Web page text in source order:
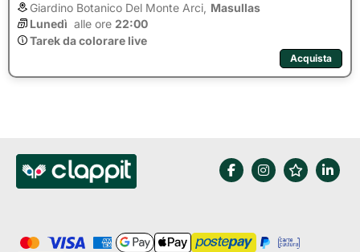
Giardino Botanico Del Monte Arci, Masullas
Lunedì alle ore 22:00
Tarek da colorare live
Acquista